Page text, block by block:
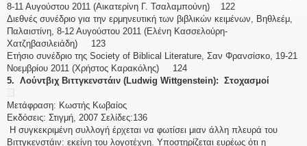
8-11 Αυγούστου 2011 (Αικατερίνη Γ. Τσαλαμπούνη) 122
Διεθνές συνέδριο για την ερμηνευτική των βιβλικών κειμένων, Βηθλεέμ,
Παλαιστίνη, 8-12 Αυγούστου 2011 (Ελένη Κασσελούρη-
Χατζηβασιλειάδη) 123
Ετήσιο συνέδριο της Society of Biblical Literature, Σαν Φρανσίσκο, 19-21
Νοεμβρίου 2011 (Χρήστος Καρακόλης) 124
5. Λούντβιχ Βιττγκενστάιν (Ludwig Wittgenstein): Στοχασμοί
Μετάφραση: Κωστής Κωβαίος
Εκδόσεις: Στιγμή, 2007 Σελίδες:136
Η συγκεκριμένη συλλογή έρχεται να φωτίσει μιαν άλλη πλευρά του
Βιττγκενστάιν: εκείνη του λογοτέχνη. Υποστηρίζεται ευρέως ότι η